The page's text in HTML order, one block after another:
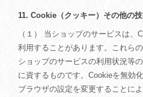
11. Cookie（クッキー）その他の
（１） 当ショップのサービスは
利用することがあります。これら
ショップのサービスの利用状況等
に資するものです。Cookieを無効
ブラウザの設定を変更することに